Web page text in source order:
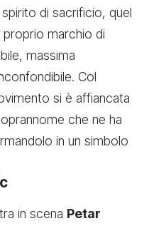
di sacrificio, quel
marchio di
massima
Col
si è affiancata
che ne ha
in un simbolo
in scena Petar